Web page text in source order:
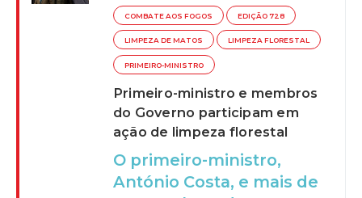
COMBATE AOS FOGOS EDIÇÃO 728
LIMPEZA DE MATOS LIMPEZA FLORESTAL
PRIMEIRO-MINISTRO
Primeiro-ministro e membros
do Governo participam em
ação de limpeza florestal
O primeiro-ministro,
António Costa, e mais de